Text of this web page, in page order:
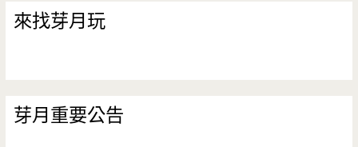
來找芽月玩
芽月重要公告